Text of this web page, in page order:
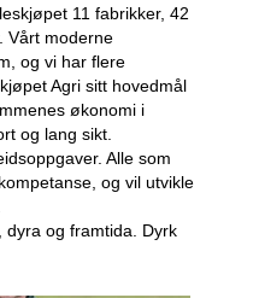
11 fabrikker, 42
Vårt moderne
og vi har flere
Agri sitt hovedmål
økonomi i
og lang sikt.
Alle som
og vil utvikle
dyra og framtida. Dyrk